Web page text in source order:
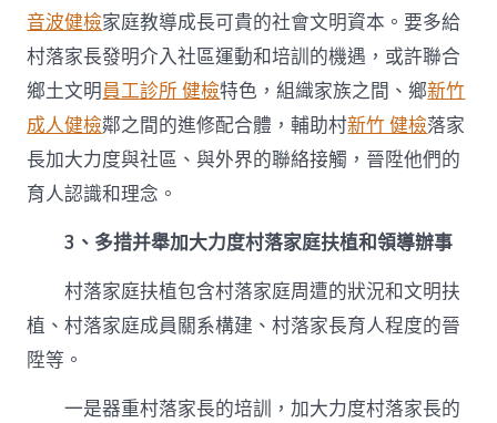
音波健檢家庭教導成長可貴的社會文明資本。要多給
村落家長發明介入社區運動和培訓的機遇，或許聯合
鄉土文明員工診所 健檢特色，組織家族之間、鄉新竹
成人健檢鄰之間的進修配合體，輔助村新竹 健檢落家
長加大力度與社區、與外界的聯絡接觸，晉陞他們的
育人認識和理念。
3、多措并舉加大力度村落家庭扶植和領導辦事
村落家庭扶植包含村落家庭周遭的狀況和文明扶
植、村落家庭成員關系構建、村落家長育人程度的晉
陞等。
一是器重村落家長的培訓，加大力度村落家長的